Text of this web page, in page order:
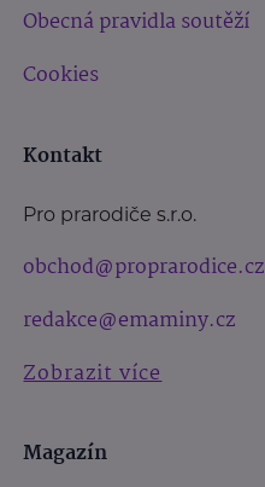
Obecná pravidla soutěží
Cookies
Kontakt
Pro prarodiče s.r.o.
obchod@proprarodice.cz
redakce@emaminy.cz
Zobrazit více
Magazín